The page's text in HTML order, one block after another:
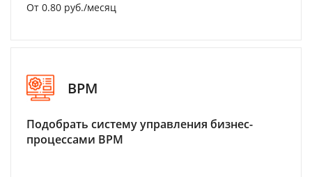
От 0.80 руб./месяц
BPM
Подобрать систему управления бизнес-
процессами BPM